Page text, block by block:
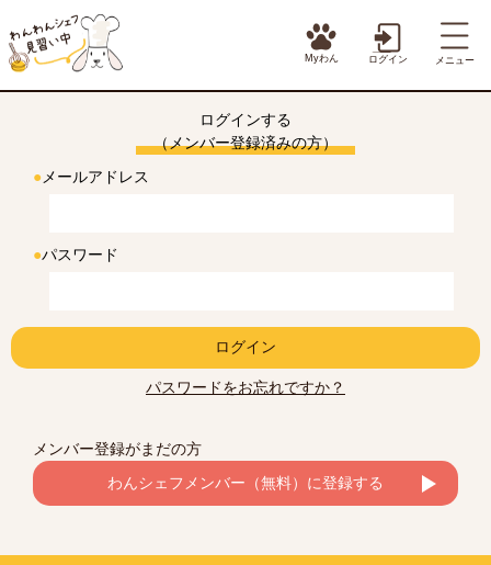
Myわん ログイン メニュー
ログインする
（メンバー登録済みの方）
● メールアドレス
●パスワード
ログイン
パスワードをお忘れですか？
メンバー登録がまだの方
わんシェフメンバー（無料）に登録する